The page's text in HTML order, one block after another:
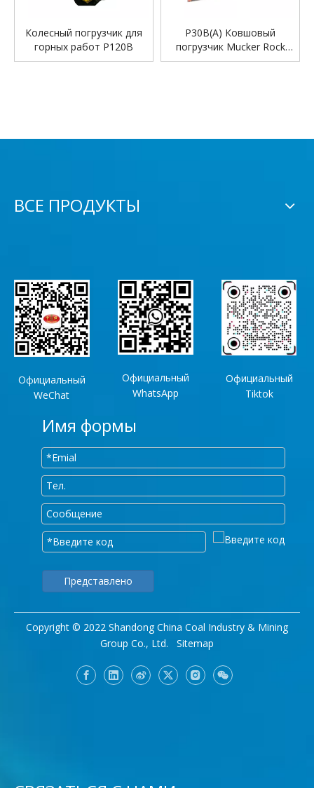
Колесный погрузчик для
горных работ P120B
P30B(A) Ковшовый
погрузчик Mucker Rock
Loading
ВСЕ ПРОДУКТЫ
Официальный
WeChat
Официальный
WhatsApp
Официальный
Tiktok
Имя формы
Представлено
Copyright © 2022 Shandong China Coal Industry & Mining
Group Co., Ltd. Sitemap